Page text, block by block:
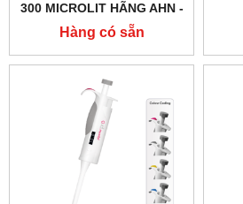
300 MICROLIT HÃNG AHN -
ĐỨC
Hàng có sẵn